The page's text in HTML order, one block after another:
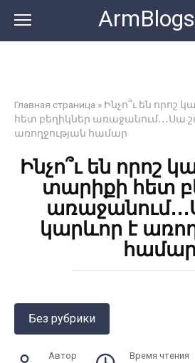
контенту
Главная страница » Ինչո՞ւ են որոշ
հետ բեղիկներ առաջանում․․․Սա
առողջության համար
Ինչո՞ւ են որոշ
տարիքի հետ
կարևոր է
համար
Без рубрики
Автор Время чтения